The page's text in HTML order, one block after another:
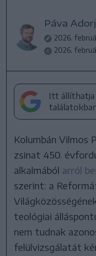
Páva
2026.
2026.
Itt állíthatja
Kolumbán Vilmos
zsinat 450.
alkalmából arról
szerint: a
teológiai
nem tudnak
felülvizsgálatát